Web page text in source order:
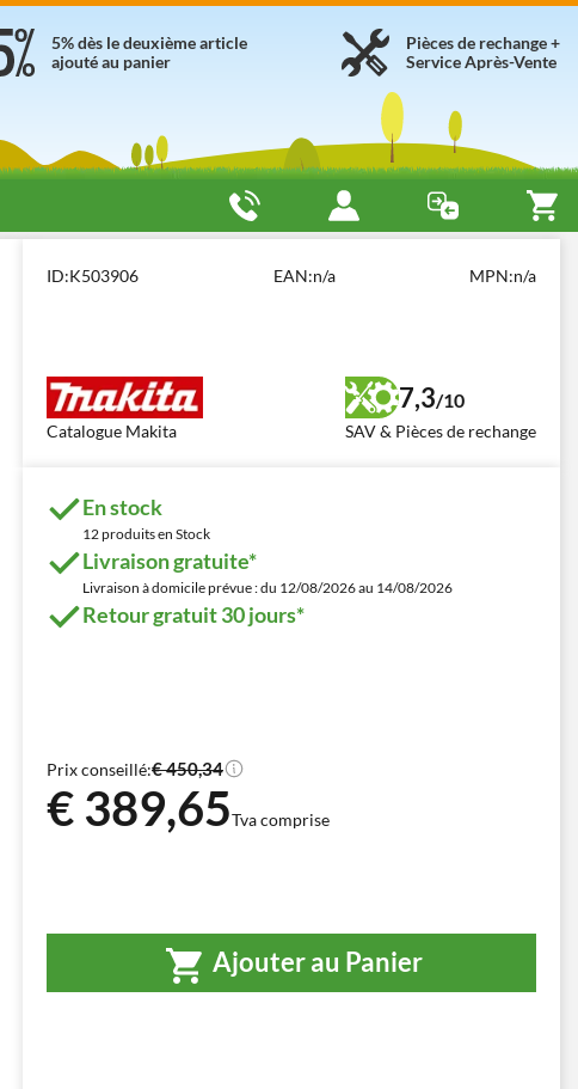
Pièces de rechange +
Service Après-Vente
5% dès le deuxième article
ajouté au panier
ID:K503906 EAN:n/a MPN:n/a
Catalogue Makita
7,3/10
SAV & Pièces de rechange
En stock
12 produits en Stock
Livraison gratuite*
Livraison à domicile prévue : du 12/08/2026 au 14/08/2026
Retour gratuit 30 jours*
Prix conseillé:€ 450,34
€ 389,65Tva comprise
Ajouter au Panier